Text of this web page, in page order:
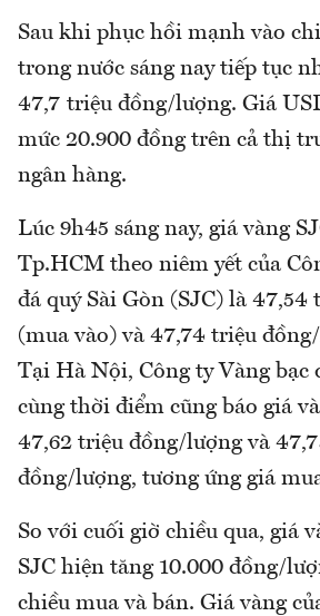
Sau khi phục hồi mạnh vào
trong nước sáng nay tiếp tục
47,7 triệu đồng/lượng. Giá
mức 20.900 đồng trên cả thị
ngân hàng.
Lúc 9h45 sáng nay, giá vàng
Tp.HCM theo niêm yết của
đá quý Sài Gòn (SJC) là
(mua vào) và 47,74 triệu
Tại Hà Nội, Công ty Vàng bạc
cùng thời điểm cũng báo giá
47,62 triệu đồng/lượng và
đồng/lượng, tương ứng giá
So với cuối giờ chiều qua, giá
SJC hiện tăng 10.000 đồng/
chiều mua và bán. Giá vàng